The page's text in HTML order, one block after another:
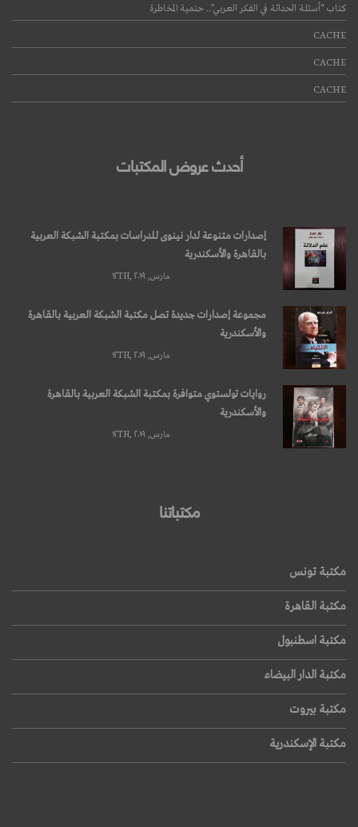
كتاب “أسئلة الحداثة في الفكر العربي”.. حتمية المخاطرة
CACHE
CACHE
CACHE
أحدث عروض المكتبات
إصدارات متنوعة لدار نينوى للدراسات بمكتبة الشبكة العربية
بالقاهرة والأسكندرية
مارس, ۱۲TH, ۲۰۱۹
مجموعة إصدارات جديدة تصل مكتبة الشبكة العربية بالقاهرة
والأسكندرية
مارس, ۱۲TH, ۲۰۱۹
روايات تولستوي متوافرة بمكتبة الشبكة العربية بالقاهرة
والأسكندرية
مارس, ۱۲TH, ۲۰۱۹
مكتباتنا
مكتبة تونس
مكتبة القاهرة
مكتبة اسطنبول
مكتبة الدار البيضاء
مكتبة بيروت
مكتبة الإسكندرية